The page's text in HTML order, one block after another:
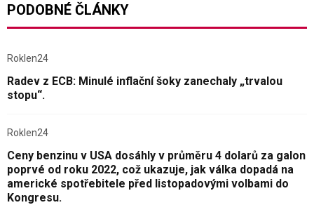
PODOBNÉ ČLÁNKY
Roklen24
Radev z ECB: Minulé inflační šoky zanechaly „trvalou
stopu“.
Roklen24
Ceny benzinu v USA dosáhly v průměru 4 dolarů za galon
poprvé od roku 2022, což ukazuje, jak válka dopadá na
americké spotřebitele před listopadovými volbami do
Kongresu.